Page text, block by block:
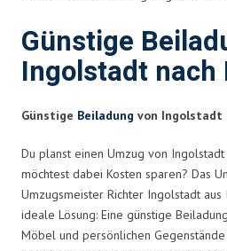
Günstige
Ingolstadt nach
Günstige Beiladung von Ingolstadt
Du planst einen Umzug von
möchtest dabei Kosten sparen? Das
Umzugsmeister Richter Ingolstadt
ideale Lösung: Eine günstige
Möbel und persönlichen